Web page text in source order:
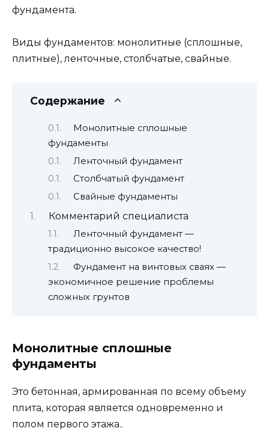
фундамента.
Виды фундаментов: монолитные (сплошные,
плитные), ленточные, столбчатые, свайные.
Содержание
Монолитные сплошные
фундаменты
Ленточный фундамент
Столбчатый фундамент
Свайные фундаменты
Комментарий специалиста
Ленточный фундамент —
традиционно высокое качество!
Фундамент на винтовых сваях —
экономичное решение проблемы
сложных грунтов
Монолитные сплошные
фундаменты
Это бетонная, армированная по всему объему
плита, которая является одновременно и
полом первого этажа..